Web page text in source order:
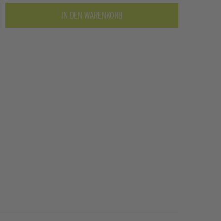
IN DEN WARENKORB